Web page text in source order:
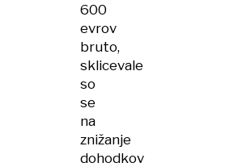
600
evrov
bruto,
sklicevale
so
se
na
znižanje
dohodkov